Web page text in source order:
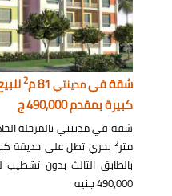
شقة فيمدينتي 2
كبيرة بمقدم 490,000 ج
شقة في مدينتي بالمرحلة
متر2
490,000 جنيه